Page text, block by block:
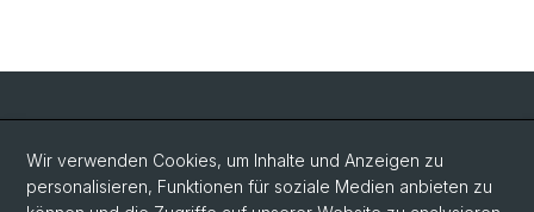
Social Media
LinkedIn
Wir verwenden Cookies, um Inhalte und Anzeigen zu
personalisieren, Funktionen für soziale Medien anbieten zu